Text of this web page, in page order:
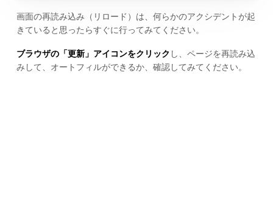
画面の再読み込み（リロード）は、何らかのアクシデントが起
きていると思ったらすぐに行ってみてください。
ブラウザの「更新」アイコンをクリック し、ページを再読み込
みして、オートフィルができるか、確認してみてください。